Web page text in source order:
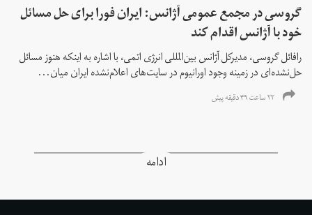
گروسی در مجمع عمومی آژانس: ایران فورا برای حل مسائل
خود با آژانس اقدام کند
رافائل گروسی، مدیرکل آژانس بین‌المللی انرژی اتمی، با اشاره به اینکه هنوز مسائل
حل‌نشده‌ای در زمینه وجود اورانیوم در سایت‌های اعلام‌نشده ایران میان...
۲۲ ساعت ۴۹ دقیقه پیش
ادامه